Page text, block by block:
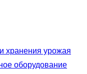
хранения урожая
оборудование